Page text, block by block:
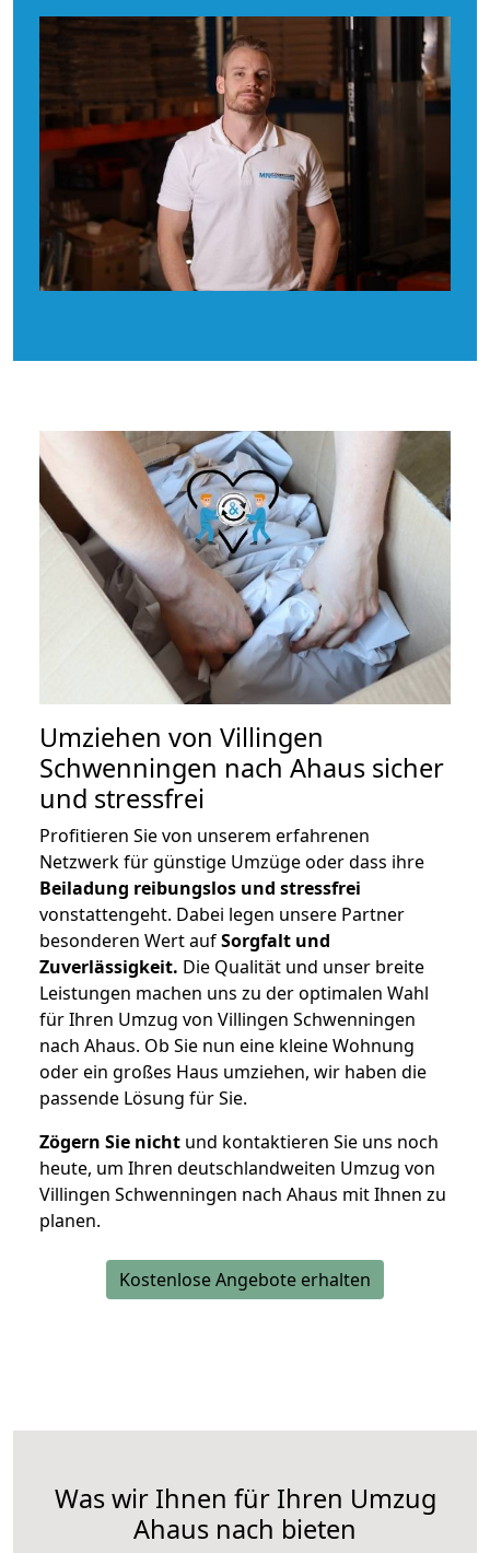
Umziehen von Villingen
Schwenningen nach Ahaus sicher
und stressfrei
Profitieren Sie von unserem erfahrenen
Netzwerk für günstige Umzüge oder dass ihre
Beiladung reibungslos und stressfrei
vonstattengeht. Dabei legen unsere Partner
besonderen Wert aufSorgfalt und
Zuverlässigkeit. Die Qualität und unser breite
Leistungen machen uns zu der optimalen Wahl
für Ihren Umzug von Villingen Schwenningen
nach Ahaus. Ob Sie nun eine kleine Wohnung
oder ein großes Haus umziehen, wir haben die
passende Lösung für Sie.
Zögern Sie nicht und kontaktieren Sie uns noch
heute, um Ihren deutschlandweiten Umzug von
Villingen Schwenningen nach Ahaus mit Ihnen zu
planen.
Kostenlose Angebote erhalten
Was wir Ihnen für Ihren Umzug
Ahaus nach bieten